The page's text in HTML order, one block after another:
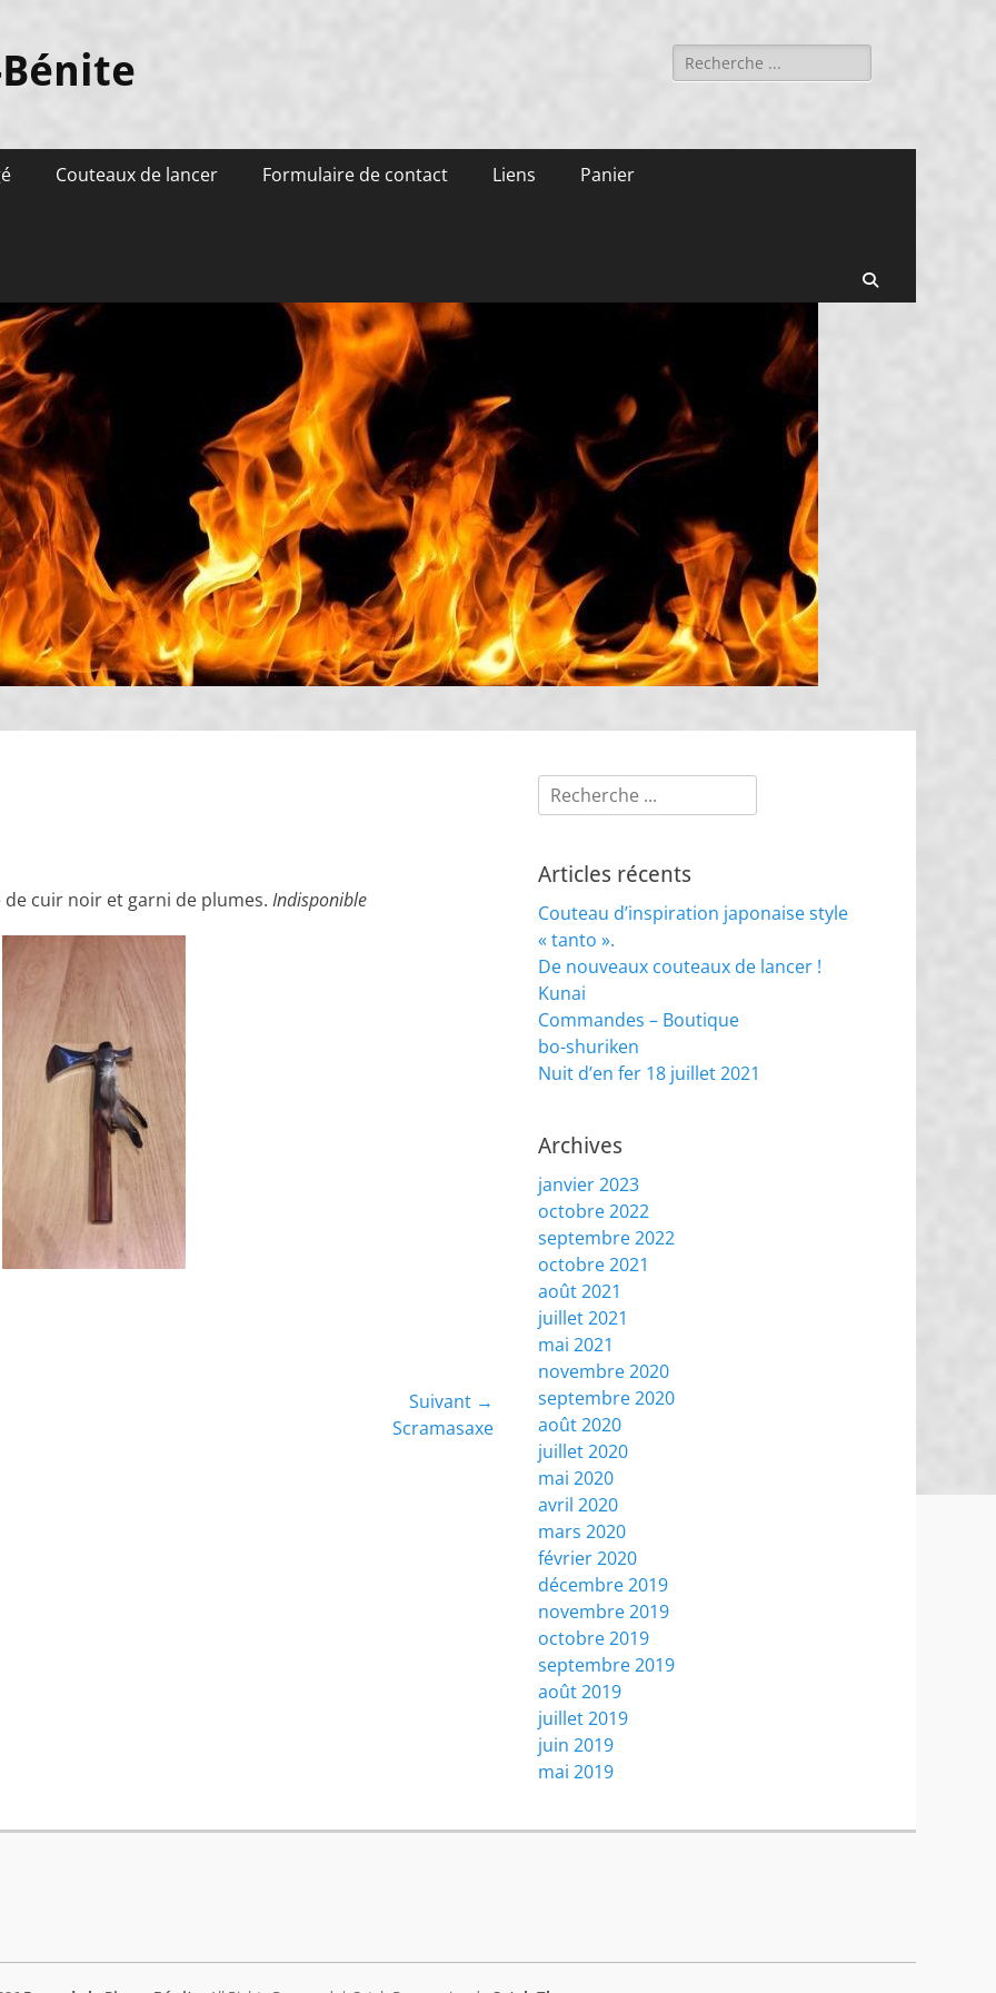
Rechercher :
Couteaux de lancer Formulaire de contact Liens Panier
cuir noir et garni de plumes. Indisponible
Suivant →
Scramasaxe
Rechercher :
Articles récents
Couteau d’inspiration japonaise style
« tanto ».
De nouveaux couteaux de lancer !
Kunai
Commandes – Boutique
bo-shuriken
Nuit d’en fer 18 juillet 2021
Archives
janvier 2023
octobre 2022
septembre 2022
octobre 2021
août 2021
juillet 2021
mai 2021
novembre 2020
septembre 2020
août 2020
juillet 2020
mai 2020
avril 2020
mars 2020
février 2020
décembre 2019
novembre 2019
octobre 2019
septembre 2019
août 2019
juillet 2019
juin 2019
mai 2019